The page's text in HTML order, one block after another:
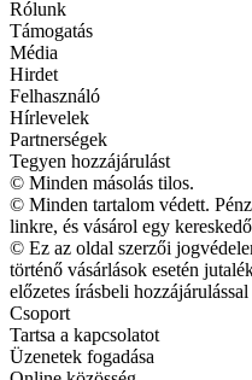
Rólunk
Támogatás
Média
Hirdet
Felhasználó
Hírlevelek
Partnerségek
Tegyen hozzájárulást
© Minden másolás tilos.
© Minden tartalom védett.
linkre, és vásárol egy
© Ez az oldal szerzői
történő vásárlások esetén
előzetes írásbeli
Csoport
Tartsa a kapcsolatot
Üzenetek fogadása